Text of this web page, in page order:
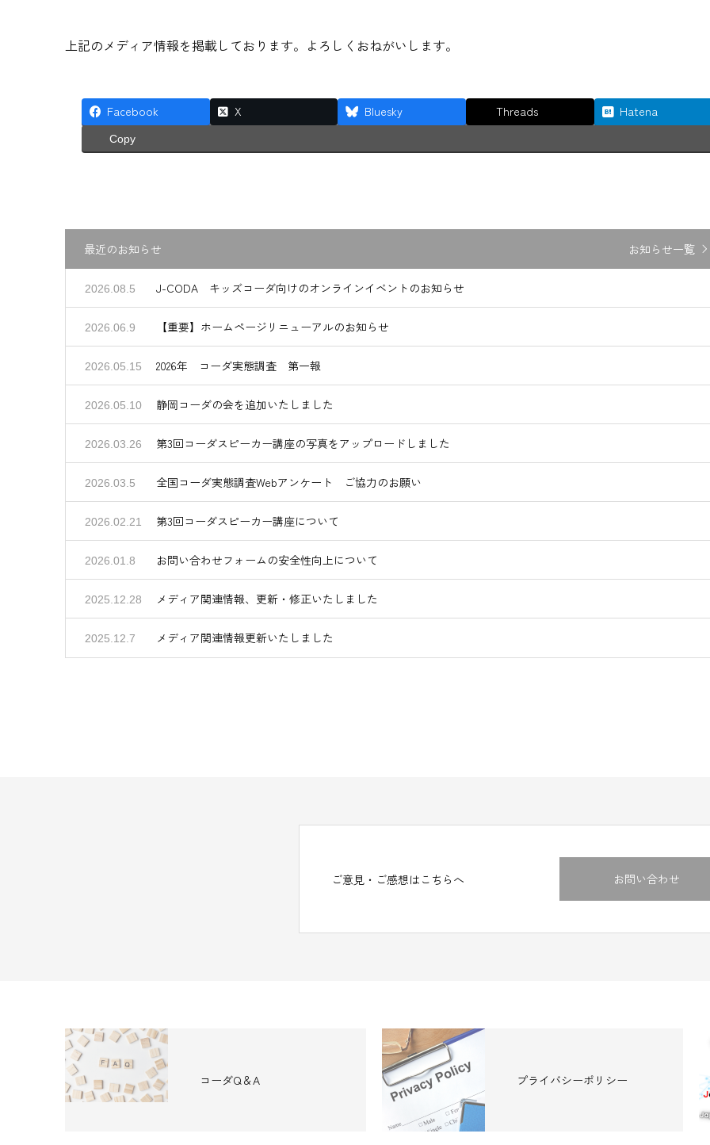
上記のメディア情報を掲載しております。よろしくおねがいします。
Facebook X Bluesky Threads Hatena
Copy
最近のお知らせ お知らせ一覧
J-CODA キッズコーダ向けのオンラインイベントのお知らせ
2026.08.5
【重要】ホームページリニューアルのお知らせ
2026.06.9
2026年 コーダ実態調査 第一報
2026.05.15
静岡コーダの会を追加いたしました
2026.05.10
第3回コーダスピーカー講座の写真をアップロードしました
2026.03.26
全国コーダ実態調査Webアンケート ご協力のお願い
2026.03.5
第3回コーダスピーカー講座について
2026.02.21
お問い合わせフォームの安全性向上について
2026.01.8
メディア関連情報、更新・修正いたしました
2025.12.28
メディア関連情報更新いたしました
2025.12.7
ご意見・ご感想はこちらへ お問い合わせ
コーダQ＆A プライバシーポリシー